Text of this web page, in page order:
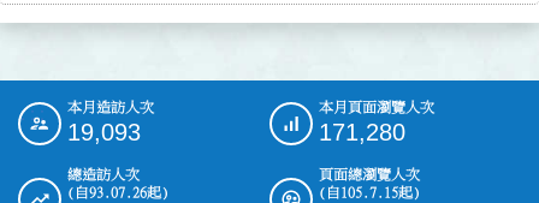
::: 本月造訪人次
19,093
本月頁面瀏覽人次
171,280
總造訪人次
(自93.07.26起)
頁面總瀏覽人次
(自105.7.15起)